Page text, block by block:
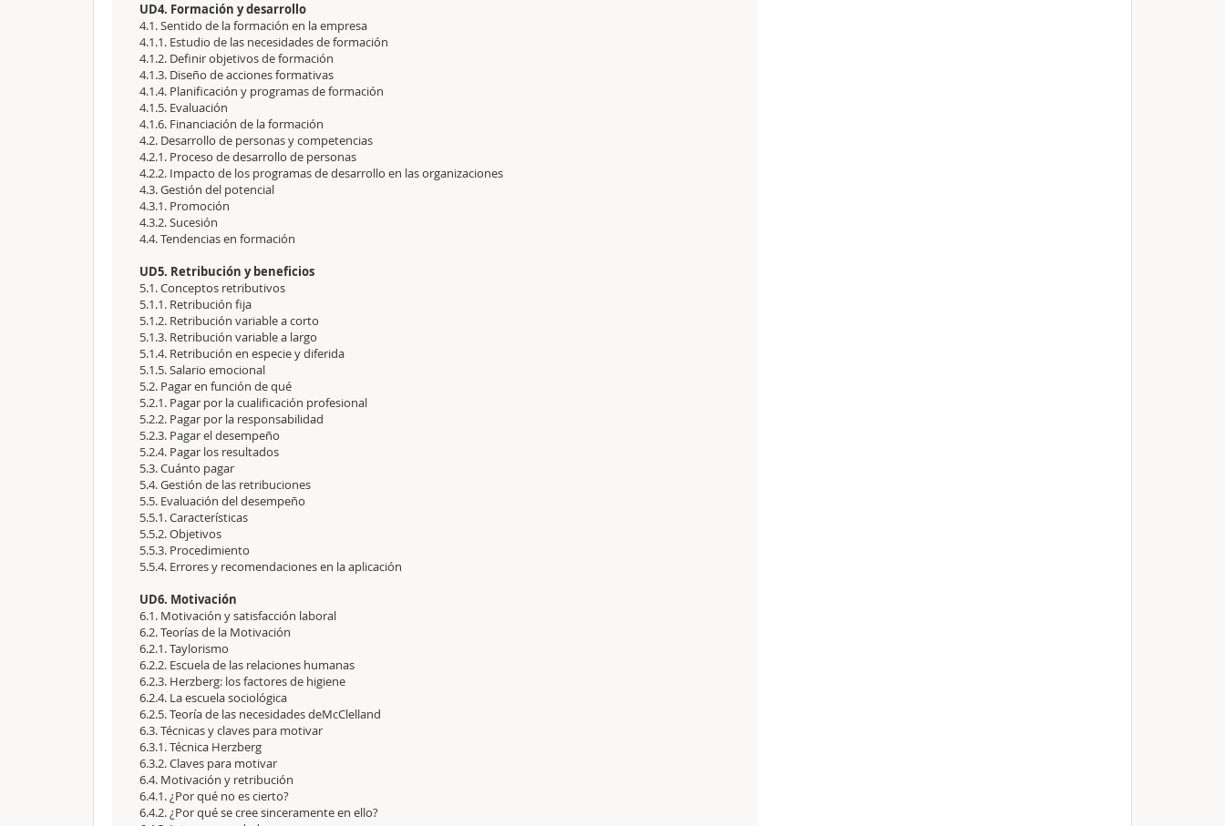
UD4. Formación y desarrollo
4.1. Sentido de la formación en la empresa
4.1.1. Estudio de las necesidades de formación
4.1.2. Definir objetivos de formación
4.1.3. Diseño de acciones formativas
4.1.4. Planificación y programas de formación
4.1.5. Evaluación
4.1.6. Financiación de la formación
4.2. Desarrollo de personas y competencias
4.2.1. Proceso de desarrollo de personas
4.2.2. Impacto de los programas de desarrollo en las organizaciones
4.3. Gestión del potencial
4.3.1. Promoción
4.3.2. Sucesión
4.4. Tendencias en formación
UD5. Retribución y beneficios
5.1. Conceptos retributivos
5.1.1. Retribución fija
5.1.2. Retribución variable a corto
5.1.3. Retribución variable a largo
5.1.4. Retribución en especie y diferida
5.1.5. Salario emocional
5.2. Pagar en función de qué
5.2.1. Pagar por la cualificación profesional
5.2.2. Pagar por la responsabilidad
5.2.3. Pagar el desempeño
5.2.4. Pagar los resultados
5.3. Cuánto pagar
5.4. Gestión de las retribuciones
5.5. Evaluación del desempeño
5.5.1. Características
5.5.2. Objetivos
5.5.3. Procedimiento
5.5.4. Errores y recomendaciones en la aplicación
UD6. Motivación
6.1. Motivación y satisfacción laboral
6.2. Teorías de la Motivación
6.2.1. Taylorismo
6.2.2. Escuela de las relaciones humanas
6.2.3. Herzberg: los factores de higiene
6.2.4. La escuela sociológica
6.2.5. Teoría de las necesidades deMcClelland
6.3. Técnicas y claves para motivar
6.3.1. Técnica Herzberg
6.3.2. Claves para motivar
6.4. Motivación y retribución
6.4.1. ¿Por qué no es cierto?
6.4.2. ¿Por qué se cree sinceramente en ello?